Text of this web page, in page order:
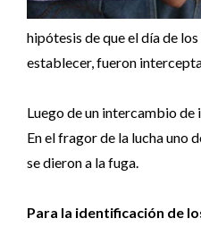
hipótesis de que el día de
establecer, fueron
Luego de un intercambio de
En el fragor de la lucha uno
se dieron a la fuga.
Para la identificación de